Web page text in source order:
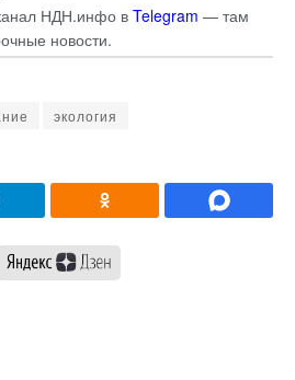
НДН.инфо в Telegram — там
новости.
экология